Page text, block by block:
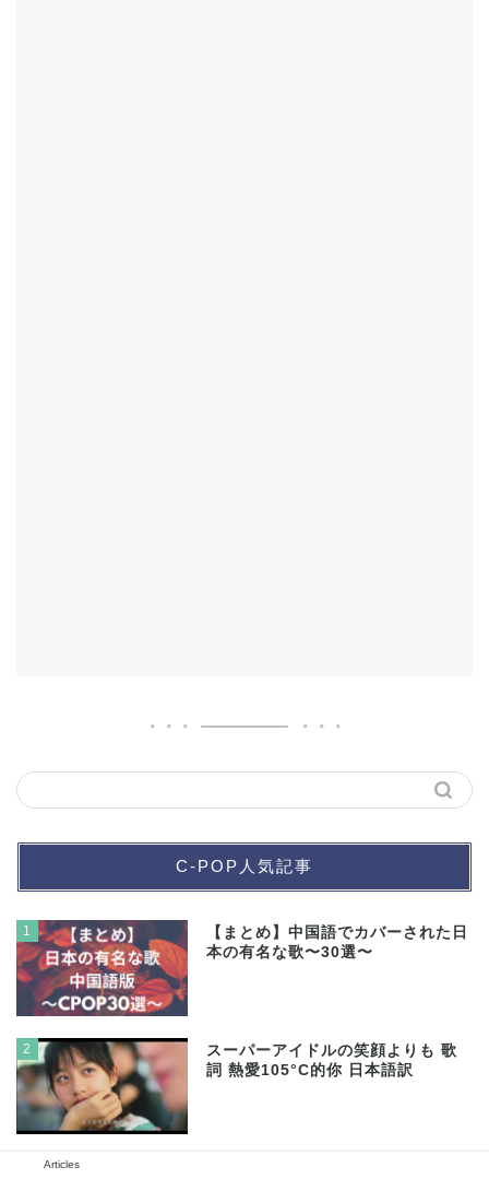
C-POP人気記事
1
【まとめ】中国語でカバーされた日
本の有名な歌〜30選〜
2
スーパーアイドルの笑顔よりも 歌
詞 熱愛105°C的你 日本語訳
Articles